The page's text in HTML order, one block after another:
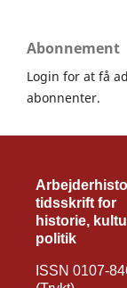
Abonnement
Login for at få
abonnenter.
tidsskrift for
historie,
politik
ISSN 0107-